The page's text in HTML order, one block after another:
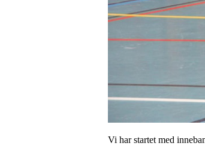
Vi har startet med